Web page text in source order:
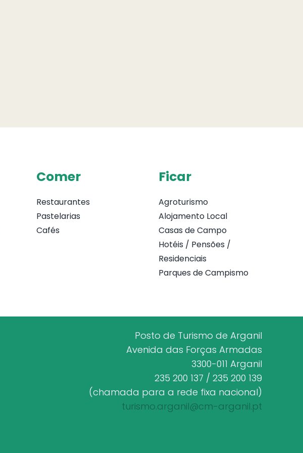
Comer
Restaurantes
Pastelarias
Cafés
Ficar
Agroturismo
Alojamento Local
Casas de Campo
Hotéis / Pensões /
Residenciais
Parques de Campismo
Posto de Turismo de Arganil
Avenida das Forças Armadas
3300-011 Arganil
235 200 137 / 235 200 139
(chamada para a rede fixa nacional)
turismo.arganil@cm-arganil.pt